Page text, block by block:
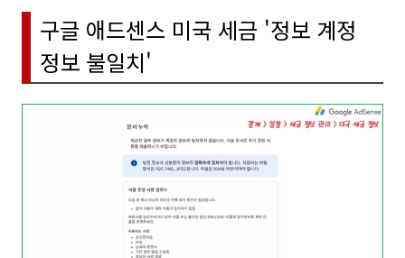
구글 애드센스 미국 세금 '정보 계정
정보 불일치'